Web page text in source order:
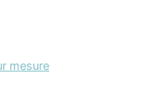
mesure